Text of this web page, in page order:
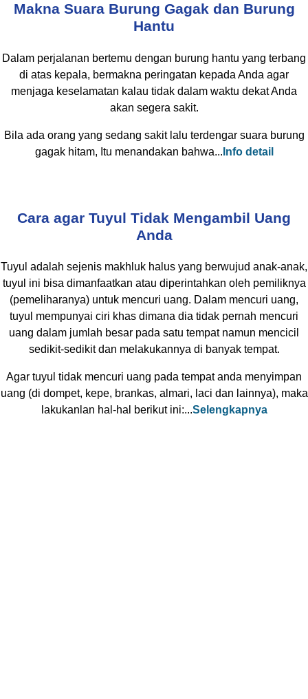
Makna Suara Burung Gagak dan Burung
Hantu
Dalam perjalanan bertemu dengan burung hantu yang terbang
di atas kepala, bermakna peringatan kepada Anda agar
menjaga keselamatan kalau tidak dalam waktu dekat Anda
akan segera sakit.
Bila ada orang yang sedang sakit lalu terdengar suara burung
gagak hitam, Itu menandakan bahwa... Info detail
Cara agar Tuyul Tidak Mengambil Uang
Anda
Tuyul adalah sejenis makhluk halus yang berwujud anak-anak,
tuyul ini bisa dimanfaatkan atau diperintahkan oleh pemiliknya
(pemeliharanya) untuk mencuri uang. Dalam mencuri uang,
tuyul mempunyai ciri khas dimana dia tidak pernah mencuri
uang dalam jumlah besar pada satu tempat namun mencicil
sedikit-sedikit dan melakukannya di banyak tempat.
Agar tuyul tidak mencuri uang pada tempat anda menyimpan
uang (di dompet, kepe, brankas, almari, laci dan lainnya), maka
lakukanlan hal-hal berikut ini:...Selengkapnya